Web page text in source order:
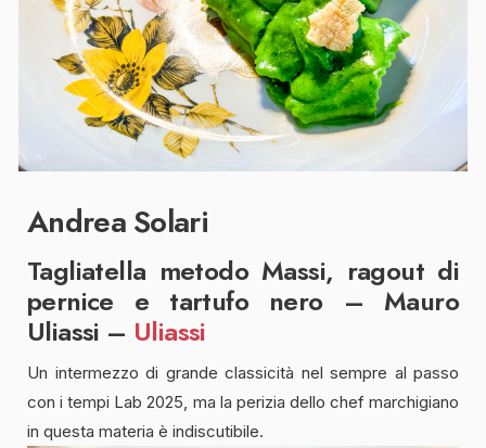
Andrea Solari
Tagliatella metodo Massi, ragout di
pernice e tartufo nero – Mauro
Uliassi – Uliassi
Un intermezzo di grande classicità nel sempre al passo
con i tempi Lab 2025, ma la perizia dello chef marchigiano
in questa materia è indiscutibile.